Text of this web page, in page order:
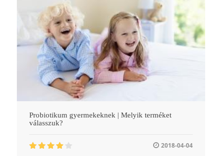
Probiotikum gyermekeknek | Melyik terméket
válasszuk?
2018-04-04